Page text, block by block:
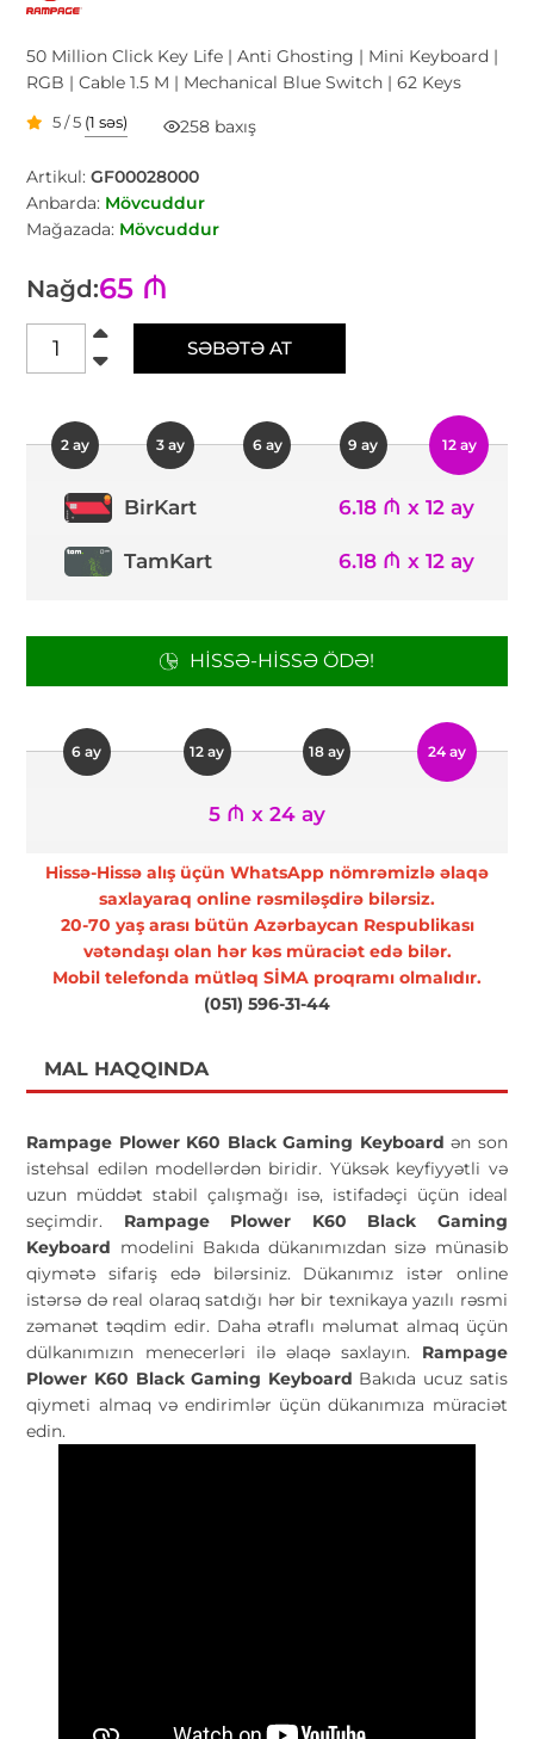
50 Million Click Key Life | Anti Ghosting | Mini Keyboard |
RGB | Cable 1.5 M | Mechanical Blue Switch | 62 Keys
5 / 5 (1 səs) 258 baxış
Artikul:GF00028000
Anbarda: Mövcuddur
Mağazada: Mövcuddur
Nağd:65 ₼
SƏBƏTƏ AT
2 ay 3 ay 6 ay 9 ay 12 ay
BirKart 6.18 ₼ x 12 ay
TamKart 6.18 ₼ x 12 ay
HISSƏ-HISSƏ ÖDƏ!
6 ay 12 ay 18 ay 24 ay
5 ₼ x 24 ay
Hissə-Hissə alış üçün WhatsApp nömrəmizlə əlaqə
saxlayaraq online rəsmiləşdirə bilərsiz.
20-70 yaş arası bütün Azərbaycan Respublikası
vətəndaşı olan hər kəs müraciət edə bilər.
Mobil telefonda mütləq SİMA proqramı olmalıdır.
(051) 596-31-44
MAL HAQQINDA
Rampage Plower K60 Black Gaming Keyboardən son
istehsal edilən modellərdən biridir. Yüksək keyfiyyətli və
uzun müddət stabil çalışmağı isə, istifadəçi üçün ideal
seçimdir. Rampage Plower K60 Black Gaming
Keyboard modelini Bakıda dükanımızdan sizə münasib
qiymətə sifariş edə bilərsiniz. Dükanımız istər online
istərsə də real olaraq satdığı hər bir texnikaya yazılı rəsmi
zəmanət təqdim edir. Daha ətraflı məlumat almaq üçün
dülkanımızın menecerləri ilə əlaqə saxlayın. Rampage
Plower K60 Black Gaming Keyboard Bakıda ucuz satis
qiymeti almaq və endirimlər üçün dükanımıza müraciət
edin.